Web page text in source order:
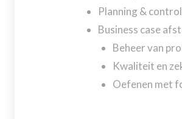
Planning &
Business case
Beheer van
Kwaliteit en
Oefenen met